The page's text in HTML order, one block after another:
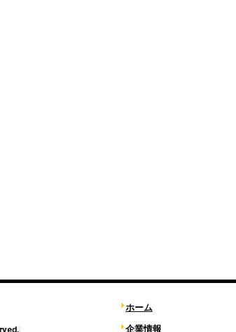
ホーム
企業情報